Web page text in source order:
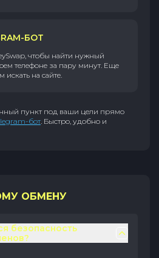
БОТ
чтобы найти нужный
телефоне за пару минут. Еще
искать на сайте.
пункт под ваши цели прямо
бот. Быстро, удобно и
ОБМЕНУ
безопасность